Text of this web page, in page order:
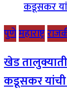
पुणेमहाराष्ट्र
खेड
कडूसकर यांची